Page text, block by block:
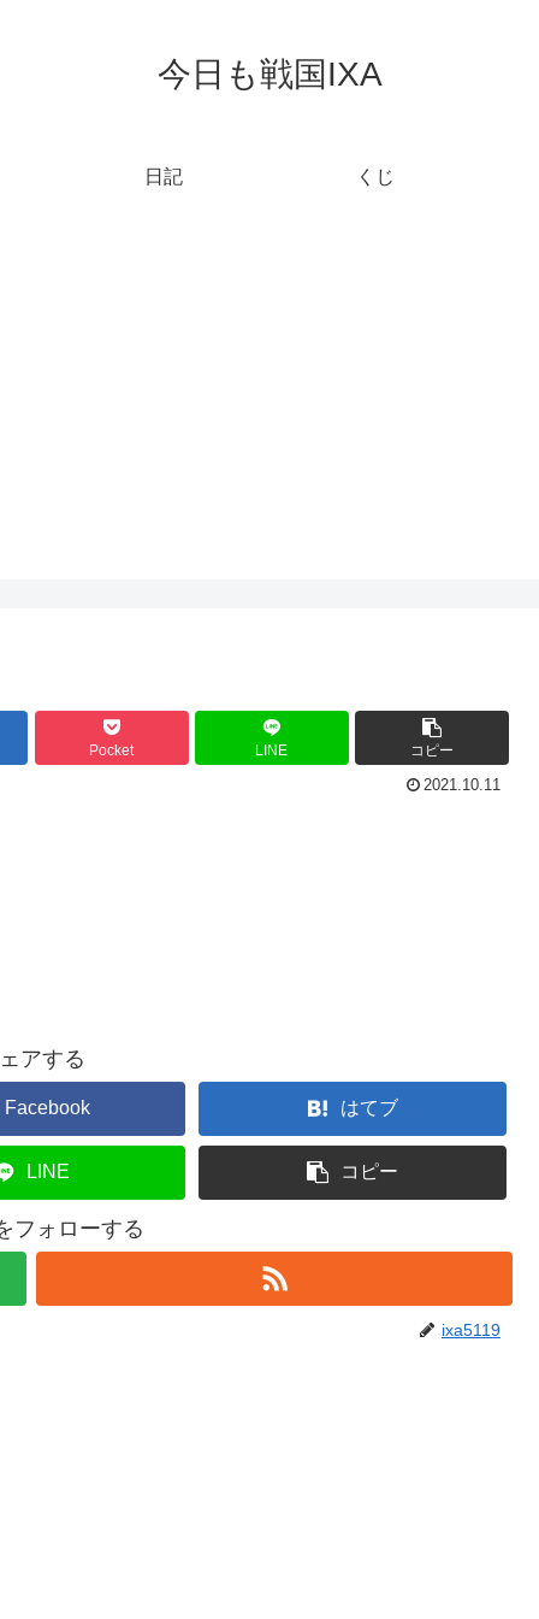
今日も戦国IXA
日記 くじ
Pocket LINE コピー
2021.10.11
アする
Facebook はてブ
LINE コピー
フォローする
ixa5119